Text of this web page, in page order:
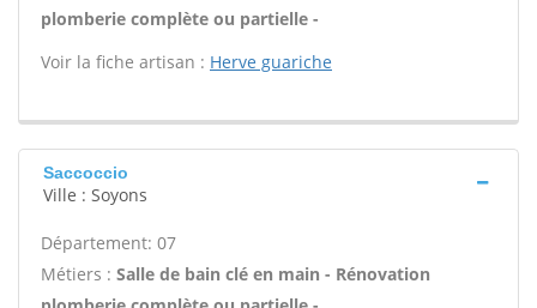
plomberie complète ou partielle -
Voir la fiche artisan : Herve guariche
Saccoccio
Ville : Soyons
Département: 07
Métiers : Salle de bain clé en main - Rénovation